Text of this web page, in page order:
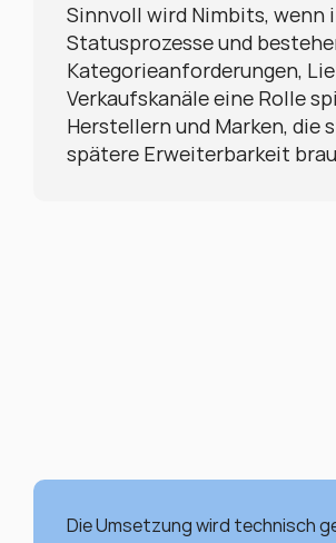
Sinnvoll wird Nimbits, wenn
Statusprozesse und
Kategorieanforderungen,
Verkaufskanäle eine Rolle
Herstellern und Marken, die
spätere Erweiterbarkeit
Die Umsetzung wird technisch